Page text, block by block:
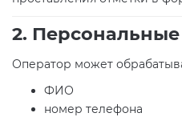
2.
Оператор может
ФИО
номер телефона